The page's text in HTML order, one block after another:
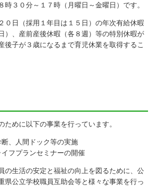
時３０分～１７時（月曜日～金曜日）です。
０日（採用１年目は１５日）の年次有給休暇
）、産前産後休暇（各８週）等の特別休暇が
後子が３歳になるまで育児休業を取得するこ
ために以下の事業を行っています。
、人間ドック等の実施
フプランセミナーの開催
の生活の安定と福祉の向上を図るために、公
県公立学校職員互助会等と様々な事業を行っ